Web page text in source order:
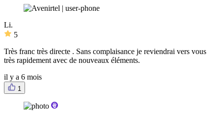
Li.
5
Très franc très directe . Sans complaisance je reviendrai vers vous
très rapidement avec de nouveaux éléments.
il y a 6 mois
1